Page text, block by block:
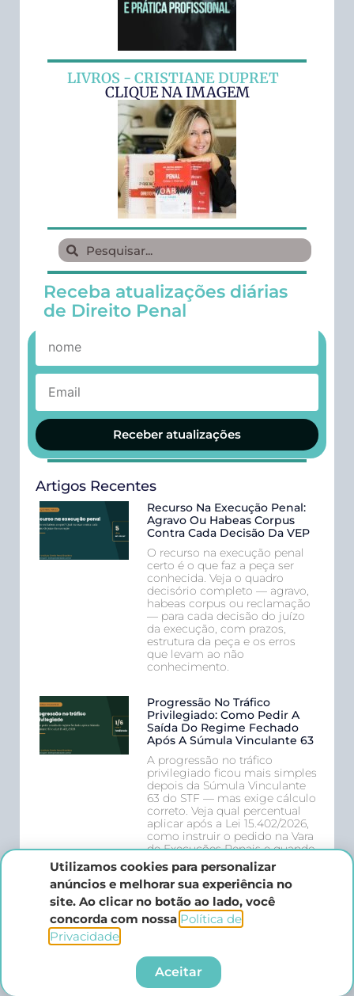
LIVROS - CRISTIANE DUPRET
CLIQUE NA IMAGEM
Receba atualizações diárias
de Direito Penal
Receber atualizações
Artigos Recentes
Recurso Na Execução Penal:
Agravo Ou Habeas Corpus
Contra Cada Decisão Da VEP
O recurso na execução penal
certo é o que faz a peça ser
conhecida. Veja o quadro
decisório completo — agravo,
habeas corpus ou reclamação
— para cada decisão do juízo
da execução, com prazos,
estrutura da peça e os erros
que levam ao não
conhecimento.
Progressão No Tráfico
Privilegiado: Como Pedir A
Saída Do Regime Fechado
Após A Súmula Vinculante 63
A progressão no tráfico
privilegiado ficou mais simples
depois da Súmula Vinculante
63 do STF — mas exige cálculo
correto. Veja qual percentual
aplicar após a Lei 15.402/2026,
como instruir o pedido na Vara
de Execuções Penais e quando
cabe reclamação ao Supremo.
Lei 15.455 De 2026: Mudanças
No Código Penal
A Lei 15.455 de 2026 alterou o
Penha para proteger o
trabalhador doméstico
resgatado de condição
análoga à de escravo. Entenda
Utilizamos cookies para personalizar
anúncios e melhorar sua experiência no
site. Ao clicar no botão ao lado, você
concorda com nossa Política de
Privacidade.​
Aceitar